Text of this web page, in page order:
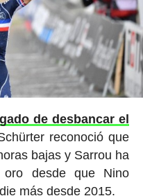
de desbancar el
reconoció que
bajas y Sarrou ha
desde que Nino
más desde 2015.